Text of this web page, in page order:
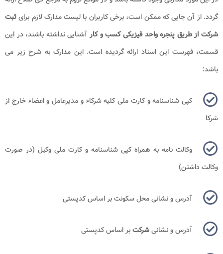
گردد. از آن جایی که ممکن است، برخی کاربران با لیست مدارک لازم برایثبت
شرکت از طریق پنجره واحد فیزیکی کسب و کارآشنایی نداشته باشند، در این
قسمت، فهرست این اسناد ارائه گردیده است. این مدارک به شرح زیر می
باشد:
کپی شناسنامه و کارت ملی کلیه شرکاء و مدیرعامل و اعضاء خارج از
شرکا
وکالت نامه به همراه کپی شناسنامه و کارت ملی وکیل (در صورت
وکالت داشتن)
آدرس و نشانی محل سکونت بر اساس کدپستی
آدرس و نشانیشرکتبر اساس کدپستی